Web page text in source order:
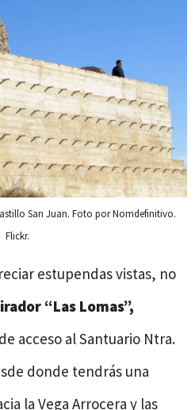
San Juan. Foto por Nomdefinitivo.
Flickr.
estupendas vistas, no
“Las Lomas”,
acceso al Santuario Ntra.
donde tendrás una
la Vega Arrocera y las